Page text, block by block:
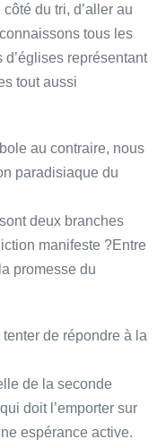
du tri, d’aller au
tous les
représentant
tout aussi
au contraire, nous
paradisiaque du
deux branches
manifeste ?Entre
promesse du
de répondre à la
de la seconde
doit l’emporter sur
espérance active.